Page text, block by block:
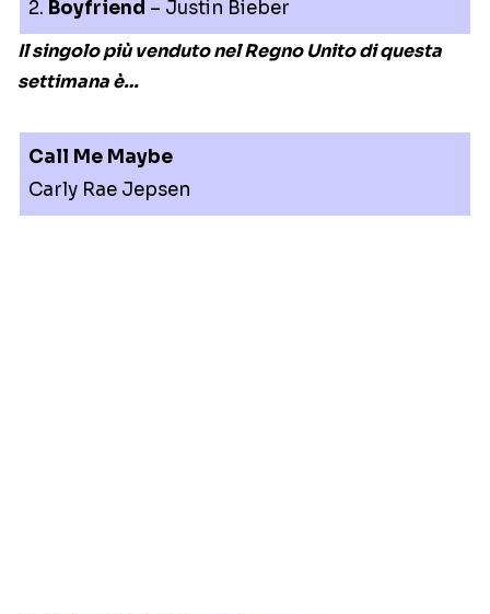
2. Boyfriend – Justin Bieber
Il singolo più venduto nel Regno Unito di questa
settimana è…
Call Me Maybe
Carly Rae Jepsen